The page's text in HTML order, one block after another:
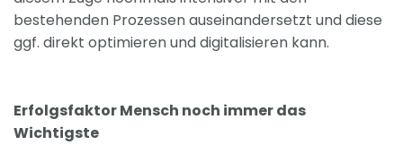
bestehenden Prozessen auseinandersetzt und diese
ggf. direkt optimieren und digitalisieren kann.
Erfolgsfaktor Mensch noch immer das
Wichtigste